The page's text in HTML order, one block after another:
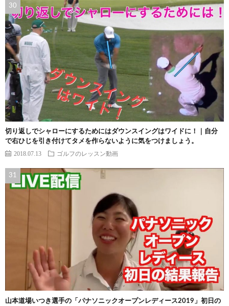
切り返しでシャローにするためにはダウンスイングはワイドに！｜自分
で右ひじを引き付けてタメを作らないように気をつけましょう。
2018.07.13 ゴルフのレッスン動画
山本道場いつき選手の「パナソニックオープンレディース2019」初日の